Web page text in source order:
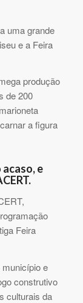
uma grande
e a Feira
produção
de 200
a figura
e
Feira
e
construtivo
culturais da